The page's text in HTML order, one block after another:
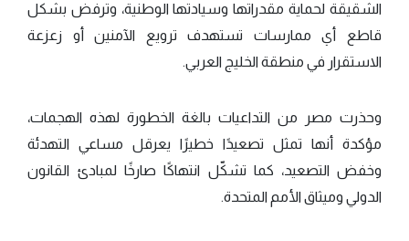
الشقيقة لحماية مقدراتها وسيادتها الوطنية، وترفض بشكل
قاطع أي ممارسات تستهدف ترويع الآمنين أو زعزعة
الاستقرار في منطقة الخليج العربي.
وحذرت مصر من التداعيات بالغة الخطورة لهذه الهجمات،
مؤكدة أنها تمثل تصعيدًا خطيرًا يعرقل مساعي التهدئة
وخفض التصعيد، كما تشكّل انتهاكًا صارخًا لمبادئ القانون
الدولي وميثاق الأمم المتحدة.